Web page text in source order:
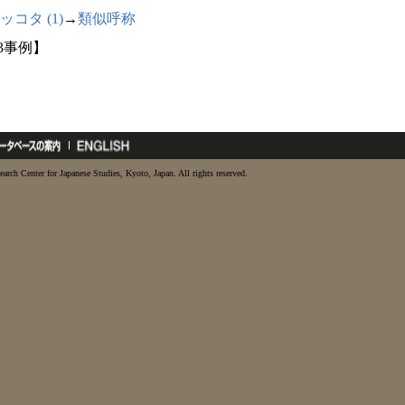
コタ (1)→類似呼称
例】
Center for Japanese Studies, Kyoto, Japan. All rights reserved.